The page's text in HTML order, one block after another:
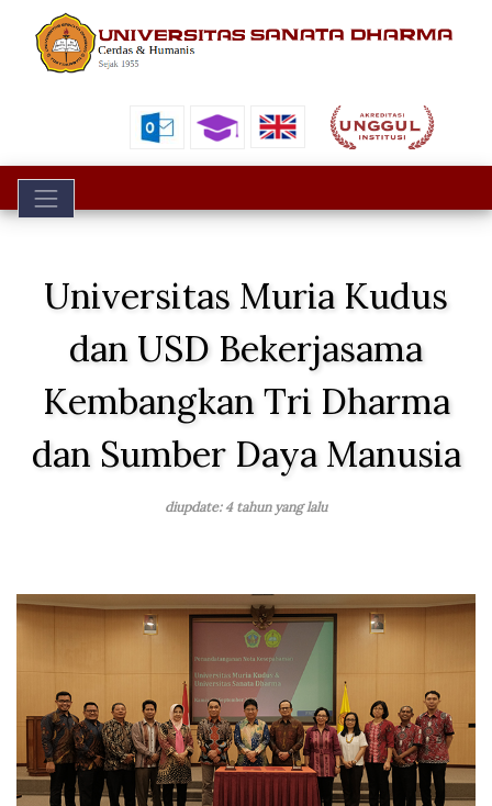
Toggle navigation
Universitas Muria Kudus
dan USD Bekerjasama
Kembangkan Tri Dharma
dan Sumber Daya Manusia
diupdate: 4 tahun yang lalu